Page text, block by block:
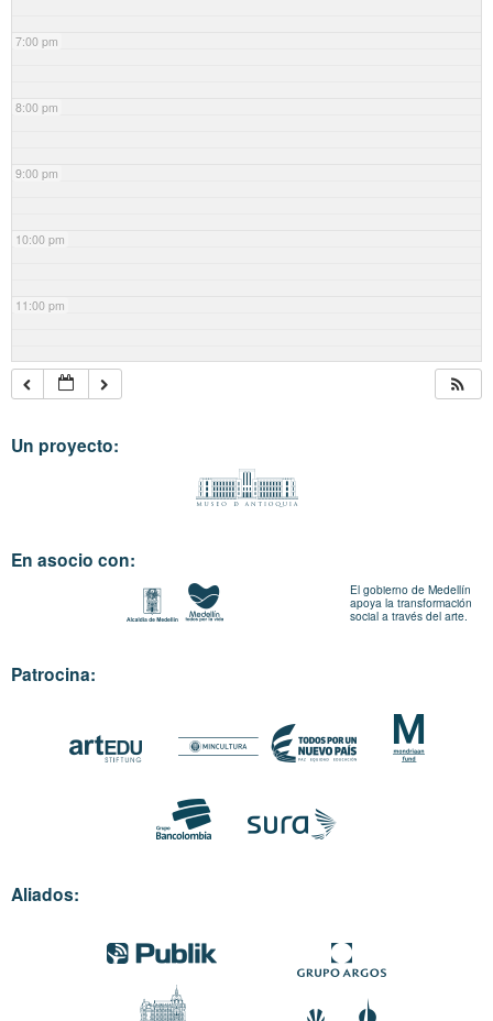
7:00 pm
8:00 pm
9:00 pm
10:00 pm
11:00 pm
Un proyecto:
En asocio con:
El gobierno de Medellín
apoya la transformación
social a través del arte.
Patrocina:
Aliados: